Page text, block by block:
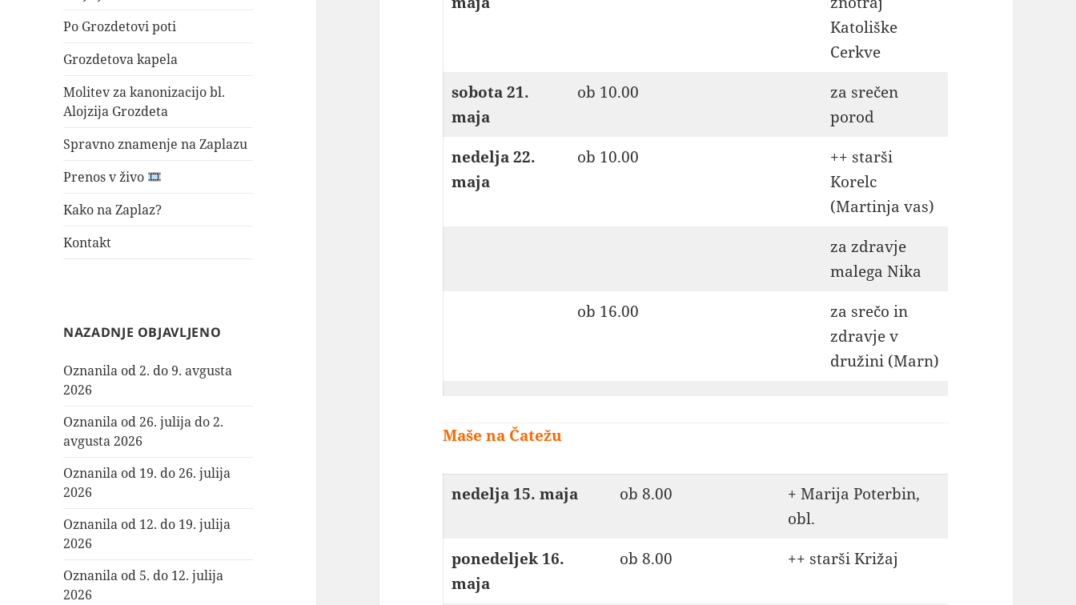
Po Grozdetovi poti
Grozdetova kapela
Molitev za kanonizacijo bl.
Alojzija Grozdeta
Spravno znamenje na Zaplazu
Prenos v živo
Kako na Zaplaz?
Kontakt
NAZADNJE OBJAVLJENO
Oznanila od 2. do 9. avgusta
2026
Oznanila od 26. julija do 2.
avgusta 2026
Oznanila od 19. do 26. julija
2026
Oznanila od 12. do 19. julija
2026
Oznanila od 5. do 12. julija
2026
Katoliške
Cerkve
sobota 21.
maja
ob 10.00
za srečen
porod
nedelja 22.
maja
ob 10.00
++ starši
Korelc
(Martinja vas)
za zdravje
malega Nika
ob 16.00
za srečo in
zdravje v
družini (Marn)
Maše na Čatežu
nedelja 15. maja ob 8.00
+ Marija Poterbin,
obl.
ponedeljek 16.
maja
ob 8.00 ++ starši Križaj